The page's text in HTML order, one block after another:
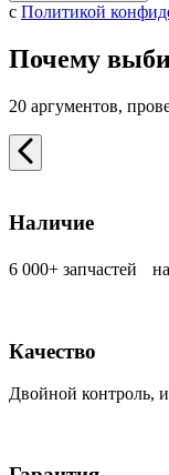
с Политикой
Почему
20 аргументов,
Наличие
6 000+ запчастей
Качество
Двойной контроль,